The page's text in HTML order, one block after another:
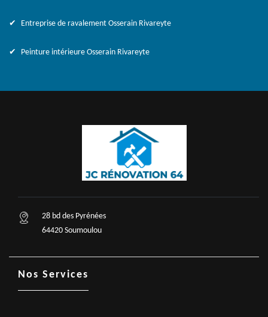
Entreprise de ravalement Osserain Rivareyte
Peinture intérieure Osserain Rivareyte
28 bd des Pyrénées
64420 Soumoulou
Nos Services